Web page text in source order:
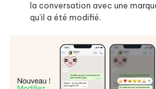
la conversation avec une
qu'il a été modifié.